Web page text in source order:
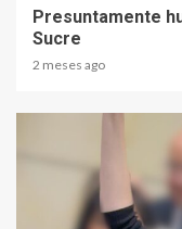
Presuntamente
Sucre
2 meses ago